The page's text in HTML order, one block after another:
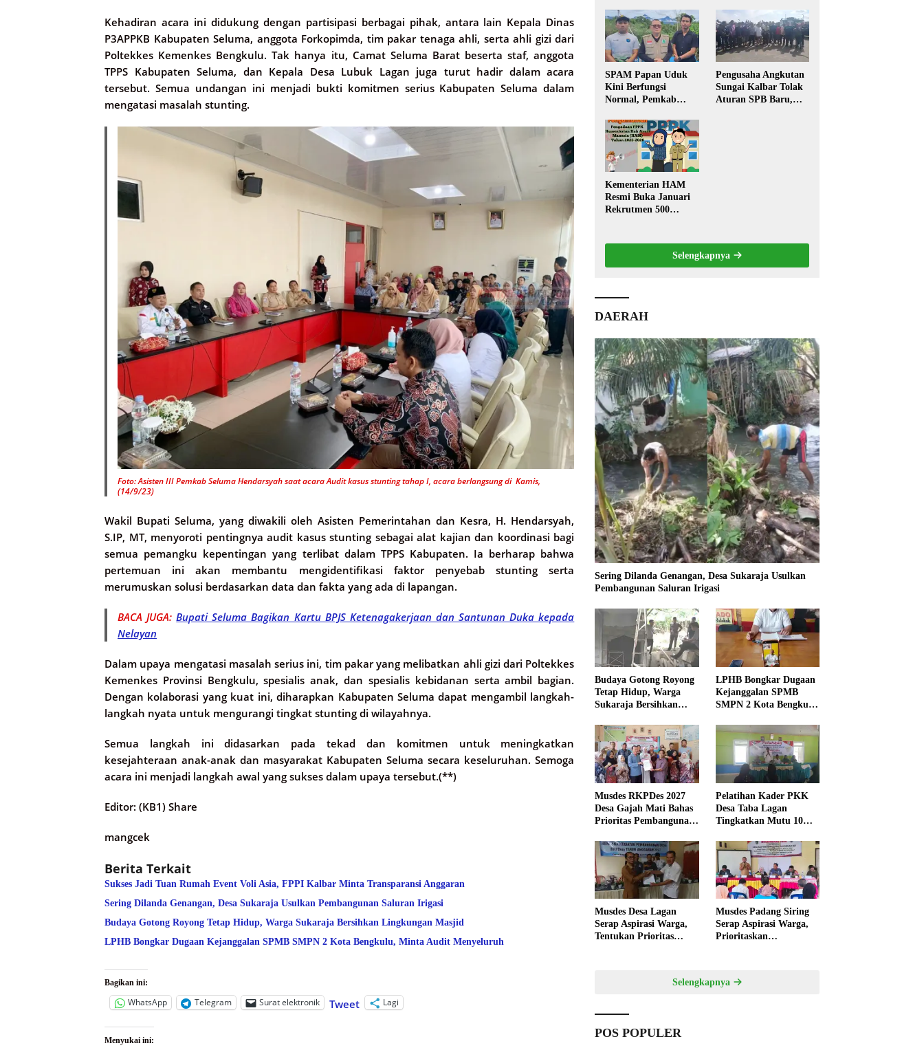
Kehadiran acara ini didukung dengan partisipasi berbagai pihak, antara lain Kepala Dinas
P3APPKB Kabupaten Seluma, anggota Forkopimda, tim pakar tenaga ahli, serta ahli gizi dari
Poltekkes Kemenkes Bengkulu. Tak hanya itu, Camat Seluma Barat beserta staf, anggota
TPPS Kabupaten Seluma, dan Kepala Desa Lubuk Lagan juga turut hadir dalam acara
tersebut. Semua undangan ini menjadi bukti komitmen serius Kabupaten Seluma dalam
mengatasi masalah stunting.
Foto: Asisten III Pemkab Seluma Hendarsyah saat acara Audit kasus stunting tahap I, acara berlangsung di Kamis,
(14/9/23)
Wakil Bupati Seluma, yang diwakili oleh Asisten Pemerintahan dan Kesra, H. Hendarsyah,
S.IP, MT, menyoroti pentingnya audit kasus stunting sebagai alat kajian dan koordinasi bagi
semua pemangku kepentingan yang terlibat dalam TPPS Kabupaten. Ia berharap bahwa
pertemuan ini akan membantu mengidentifikasi faktor penyebab stunting serta
merumuskan solusi berdasarkan data dan fakta yang ada di lapangan.
BACA JUGA:Bupati Seluma Bagikan Kartu BPJS Ketenagakerjaan dan Santunan Duka kepada
Nelayan
Dalam upaya mengatasi masalah serius ini, tim pakar yang melibatkan ahli gizi dari Poltekkes
Kemenkes Provinsi Bengkulu, spesialis anak, dan spesialis kebidanan serta ambil bagian.
Dengan kolaborasi yang kuat ini, diharapkan Kabupaten Seluma dapat mengambil langkah-
langkah nyata untuk mengurangi tingkat stunting di wilayahnya.
Semua langkah ini didasarkan pada tekad dan komitmen untuk meningkatkan
kesejahteraan anak-anak dan masyarakat Kabupaten Seluma secara keseluruhan. Semoga
acara ini menjadi langkah awal yang sukses dalam upaya tersebut.(**)
Editor: (KB1) Share
mangcek
Berita Terkait
Sukses Jadi Tuan Rumah Event Voli Asia, FPPI Kalbar Minta Transparansi Anggaran
Sering Dilanda Genangan, Desa Sukaraja Usulkan Pembangunan Saluran Irigasi
Budaya Gotong Royong Tetap Hidup, Warga Sukaraja Bersihkan Lingkungan Masjid
LPHB Bongkar Dugaan Kejanggalan SPMB SMPN 2 Kota Bengkulu, Minta Audit Menyeluruh
Bagikan ini:
WhatsApp Telegram Surat elektronik Tweet Lagi
Menyukai ini:
dan Transparansi
Pelaksanaan
Pembangunan
Publik Kalbar
SPAM Papan Uduk
Kini Berfungsi
Normal, Pemkab
Distribusi Air Bersih
Lancar ke Rumah
Warga
Pengusaha Angkutan
Sungai Kalbar Tolak
Aturan SPB Baru,
Kementerian HAM
Resmi Buka Januari
Rekrutmen 500
Selengkapnya
DAERAH
Sering Dilanda Genangan, Desa Sukaraja Usulkan
Pembangunan Saluran Irigasi
Budaya Gotong Royong
Tetap Hidup, Warga
Sukaraja Bersihkan
LPHB Bongkar Dugaan
Kejanggalan SPMB
SMPN 2 Kota Bengkulu,
Menyeluruh
Musdes RKPDes 2027
Desa Gajah Mati Bahas
Prioritas Pembangunan
Pelatihan Kader PKK
Desa Taba Lagan
Tingkatkan Mutu 10
Musdes Desa Lagan
Serap Aspirasi Warga,
Tentukan Prioritas
Musdes Padang Siring
Serap Aspirasi Warga,
Prioritaskan
Selengkapnya
POS POPULER